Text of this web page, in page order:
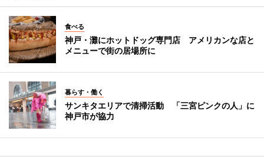
食べる
神戸・灘にホットドッグ専門店 アメリカンな店と
メニューで街の居場所に
暮らす・働く
サンキタエリアで清掃活動 「三宮ピンクの人」に
神戸市が協力